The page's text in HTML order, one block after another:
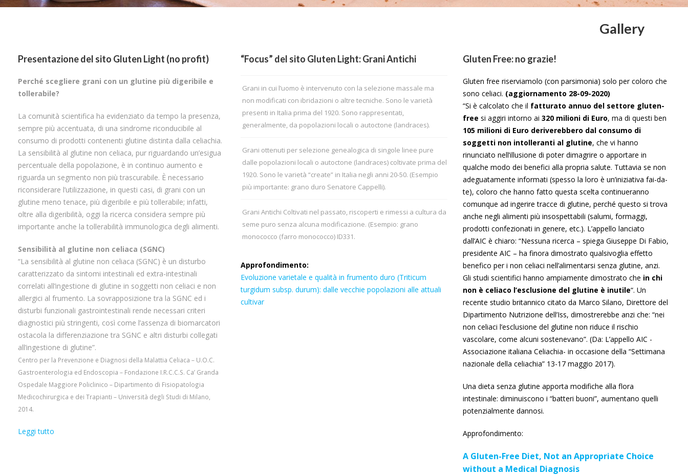
Gallery
Presentazione del sito Gluten Light (no profit)
Perché scegliere grani con un glutine più digeribile e
tollerabile?
La comunità scientifica ha evidenziato da tempo la presenza,
sempre più accentuata, di una sindrome riconducibile al
consumo di prodotti contenenti glutine distinta dalla celiachia.
La sensibilità al glutine non celiaca, pur riguardando un’esigua
percentuale della popolazione, è in continuo aumento e
riguarda un segmento non più trascurabile. È necessario
riconsiderare l’utilizzazione, in questi casi, di grani con un
glutine meno tenace, più digeribile e più tollerabile; infatti,
oltre alla digeribilità, oggi la ricerca considera sempre più
importante anche la tollerabilità immunologica degli alimenti.
Sensibilità al glutine non celiaca (SGNC)
“La sensibilità al glutine non celiaca (SGNC) è un disturbo
caratterizzato da sintomi intestinali ed extra-intestinali
correlati all’ingestione di glutine in soggetti non celiaci e non
allergici al frumento. La sovrapposizione tra la SGNC ed i
disturbi funzionali gastrointestinali rende necessari criteri
diagnostici più stringenti, così come l’assenza di biomarcatori
ostacola la differenziazione tra SGNC e altri disturbi collegati
all’ingestione di glutine”.
Centro per la Prevenzione e Diagnosi della Malattia Celiaca – U.O.C.
Gastroenterologia ed Endoscopia – Fondazione I.R.C.C.S. Ca’ Granda
Ospedale Maggiore Policlinico – Dipartimento di Fisiopatologia
Medicochirurgica e dei Trapianti – Università degli Studi di Milano,
2014.
Leggi tutto
“Focus” del sito Gluten Light: Grani Antichi
Grani in cui l’uomo è intervenuto con la selezione massale ma
non modificati con ibridazioni o altre tecniche. Sono le varietà
presenti in Italia prima del 1920. Sono rappresentati,
generalmente, da popolazioni locali o autoctone (landraces).
Grani ottenuti per selezione genealogica di singole linee pure
dalle popolazioni locali o autoctone (landraces) coltivate prima del
1920. Sono le varietà “create” in Italia negli anni 20-50. (Esempio
più importante: grano duro Senatore Cappelli).
Grani Antichi Coltivati nel passato, riscoperti e rimessi a cultura da
seme puro senza alcuna modificazione. (Esempio: grano
monococco (farro monococco) ID331.
Approfondimento:
Evoluzione varietale e qualità in frumento duro (Triticum
turgidum subsp. durum): dalle vecchie popolazioni alle attuali
cultivar
Gluten Free: no grazie!
Gluten free riserviamolo (con parsimonia) solo per coloro che
sono celiaci. (aggiornamento 28-09-2020)
“Si è calcolato che il fatturato annuo del settore gluten-
free si aggiri intorno ai320 milioni di Euro, ma di questi ben
105 milioni di Euro deriverebbero dal consumo di
soggetti non intolleranti al glutine, che vi hanno
rinunciato nell’illusione di poter dimagrire o apportare in
qualche modo dei benefici alla propria salute. Tuttavia se non
adeguatamente informati (spesso la loro è un’iniziativa fai-da-
te), coloro che hanno fatto questa scelta continueranno
comunque ad ingerire tracce di glutine, perché questo si trova
anche negli alimenti più insospettabili (salumi, formaggi,
prodotti confezionati in genere, etc.). L’appello lanciato
dall’AIC è chiaro: “Nessuna ricerca – spiega Giuseppe Di Fabio,
presidente AIC – ha finora dimostrato qualsivoglia effetto
benefico per i non celiaci nell’alimentarsi senza glutine, anzi.
Gli studi scientifici hanno ampiamente dimostrato che in chi
non è celiaco l’esclusione del glutine è inutile“. Un
recente studio britannico citato da Marco Silano, Direttore del
Dipartimento Nutrizione dell’Iss, dimostrerebbe anzi che: “nei
non celiaci l’esclusione del glutine non riduce il rischio
vascolare, come alcuni sostenevano”. (Da: L’appello AIC -
Associazione italiana Celiachia- in occasione della “Settimana
nazionale della celiachia” 13-17 maggio 2017).
Una dieta senza glutine apporta modifiche alla flora
intestinale: diminuiscono i “batteri buoni”, aumentano quelli
potenzialmente dannosi.
Approfondimento:
A Gluten-Free Diet, Not an Appropriate Choice
without a Medical Diagnosis